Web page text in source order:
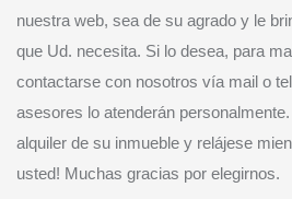
nuestra web, sea de su agrado y le
que Ud. necesita. Si lo desea, para
contactarse con nosotros vía mail o
asesores lo atenderán
alquiler de su inmueble y relájese
usted! Muchas gracias por elegirnos.